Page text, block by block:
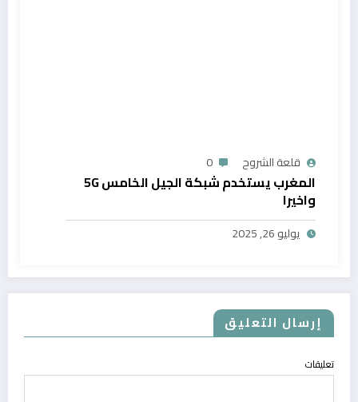
قلعة الشروح 0
المغرب يستخدم شبكة الجيل الخامس 5G
واخيرا
يوليو 26, 2025
إرسال التعليق
تعليقات